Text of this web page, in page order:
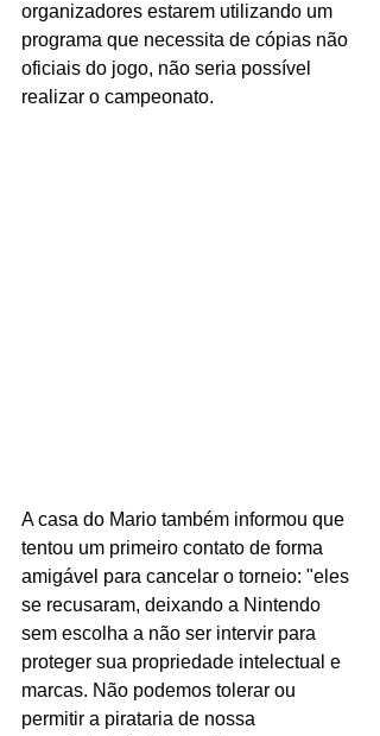
organizadores estarem utilizando um
programa que necessita de cópias não
oficiais do jogo, não seria possível
realizar o campeonato.
A casa do Mario também informou que
tentou um primeiro contato de forma
amigável para cancelar o torneio: "eles
se recusaram, deixando a Nintendo
sem escolha a não ser intervir para
proteger sua propriedade intelectual e
marcas. Não podemos tolerar ou
permitir a pirataria de nossa